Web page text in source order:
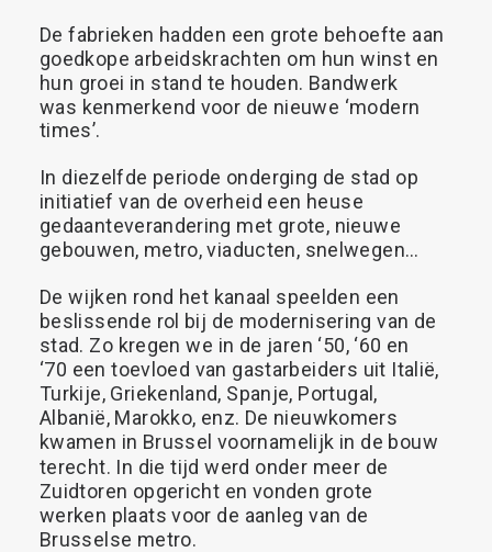
De fabrieken hadden een grote behoefte aan
goedkope arbeidskrachten om hun winst en
hun groei in stand te houden. Bandwerk
was kenmerkend voor de nieuwe ‘modern
times’.
In diezelfde periode onderging de stad op
initiatief van de overheid een heuse
gedaanteverandering met grote, nieuwe
gebouwen, metro, viaducten, snelwegen…
De wijken rond het kanaal speelden een
beslissende rol bij de modernisering van de
stad. Zo kregen we in de jaren ‘50, ‘60 en
‘70 een toevloed van gastarbeiders uit Italië,
Turkije, Griekenland, Spanje, Portugal,
Albanië, Marokko, enz. De nieuwkomers
kwamen in Brussel voornamelijk in de bouw
terecht. In die tijd werd onder meer de
Zuidtoren opgericht en vonden grote
werken plaats voor de aanleg van de
Brusselse metro.